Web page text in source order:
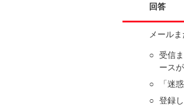
回答
メール
○ 受信
ース
○
「迷
○ 登録